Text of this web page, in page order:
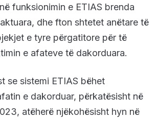
funksionimin e ETIAS brenda
dhe fton shtetet anëtare të
e tyre përgatitore për të
e afateve të dakorduara.
se sistemi ETIAS bёhet
e dakorduar, pёrkatёsisht nё
atëherё njёkohёsisht hyn nё